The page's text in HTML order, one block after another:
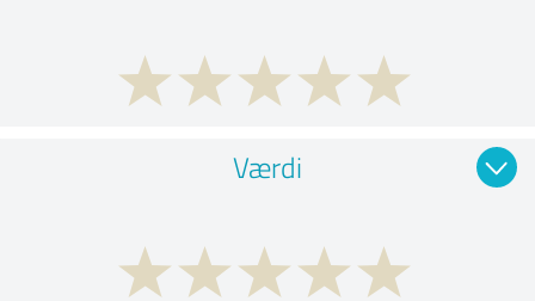
Værdi